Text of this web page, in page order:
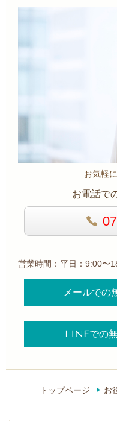
お気軽
お電話で
営業時間：平日：9:00〜
メールでの
LINEでの
トップページ お